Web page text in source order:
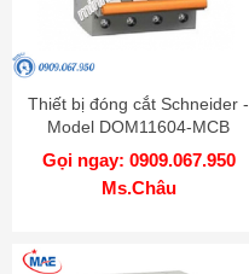
Thiết bị đóng cắt Schneider -
Model DOM11604-MCB
Gọi ngay: 0909.067.950
Ms.Châu